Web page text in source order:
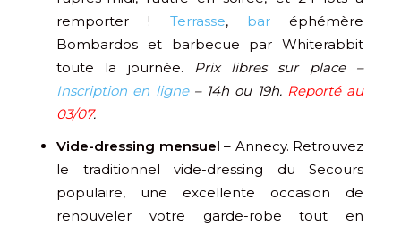
remporter ! Terrasse, baréphémère
Bombardos et barbecue par Whiterabbit
toute la journée.
Prix libres sur place –
Inscription en ligne– 14h ou 19h. Reporté au
03/07.
Vide-dressing mensuel – Annecy. Retrouvez
le traditionnel vide-dressing du Secours
populaire, une excellente occasion de
renouveler votre garde-robe tout en